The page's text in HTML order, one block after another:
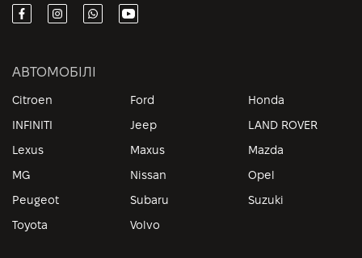
АВТОМОБІЛІ
Citroen Ford
Honda
INFINITI
Jeep
LAND ROVER
Lexus
Maxus
Mazda
MG
Nissan
Opel
Peugeot
Subaru
Suzuki
Toyota
Volvo